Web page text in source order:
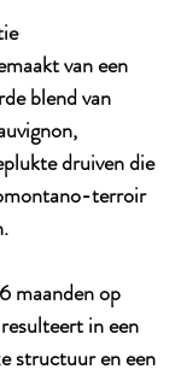
van een
blend van
,
druiven die
terroir
maanden op
in een
structuur en een